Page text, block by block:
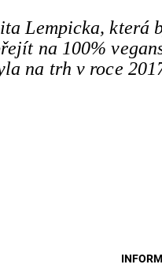
Lempicka, která
na 100%
na trh v roce